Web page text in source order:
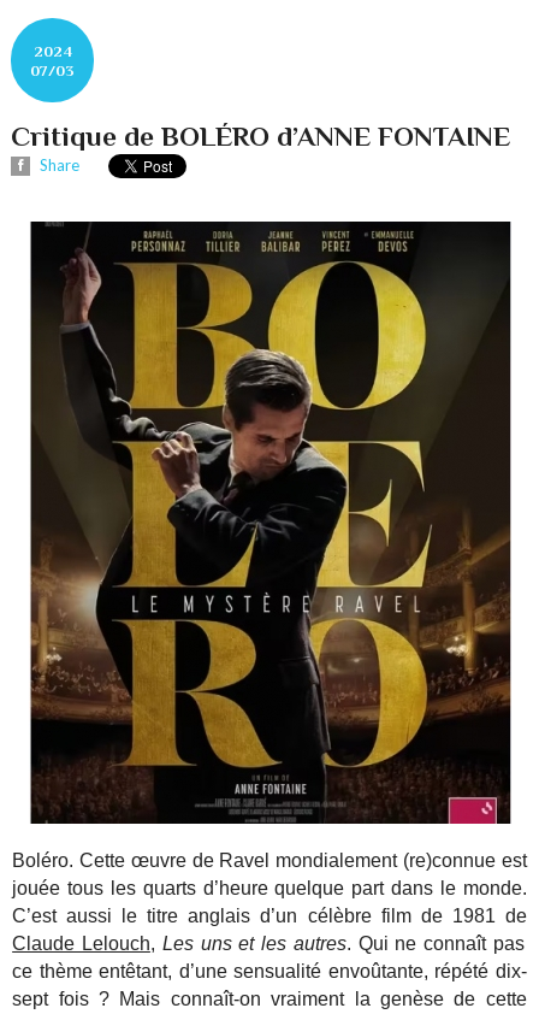
2024
07/03
Critique de BOLÉRO d’ANNE FONTAINE
Share
Boléro. Cette œuvre de Ravel mondialement (re)connue est
jouée tous les quarts d’heure quelque part dans le monde.
C’est aussi le titre anglais d’un célèbre film de 1981 de
Claude Lelouch, Les uns et les autres. Qui ne connaît pas
ce thème entêtant, d’une sensualité envoûtante, répété dix-
sept fois ? Mais connaît-on vraiment la genèse de cette